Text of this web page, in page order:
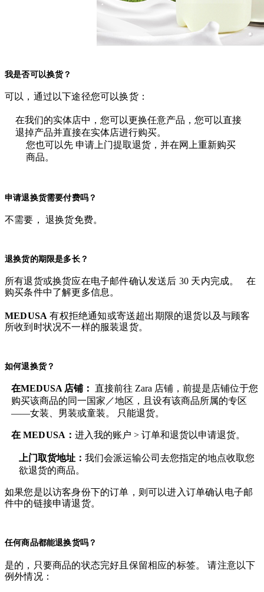
我是否可以换货？
可以，通过以下途径您可以换货：
在我们的实体店中，您可以更换任意产品，您可以直接
退掉产品并直接在实体店进行购买。
您也可以先 申请上门提取退货，并在网上重新购买
商品。
申请退换货需要付费吗？
不需要， 退换货免费。
退换货的期限是多长？
所有退货或换货应在电子邮件确认发送后 30 天内完成。 在
购买条件中了解更多信息。
MEDUSA有权拒绝通知或寄送超出期限的退货以及与顾客
所收到时状况不一样的服装退货。
如何退换货？
在MEDUSA 店铺： 直接前往 Zara 店铺，前提是店铺位于您
购买该商品的同一国家／地区，且设有该商品所属的专区
——女装、男装或童装。 只能退货。
在 MEDUSA ：进入我的账户 > 订单和退货以申请退货。
上门取货地址： 我们会派运输公司去您指定的地点收取您
欲退货的商品。
如果您是以访客身份下的订单，则可以进入订单确认电子邮
件中的链接申请退货。
任何商品都能退换货吗？
是的，只要商品的状态完好且保留相应的标签。 请注意以下
例外情况：